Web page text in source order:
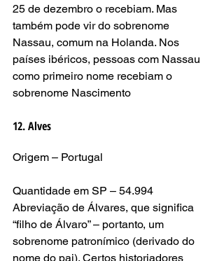
25 de dezembro o recebiam. Mas
também pode vir do sobrenome
Nassau, comum na Holanda. Nos
países ibéricos, pessoas com Nassau
como primeiro nome recebiam o
sobrenome Nascimento
12. Alves
Origem – Portugal
Quantidade em SP – 54.994
Abreviação de Álvares, que significa
“filho de Álvaro” – portanto, um
sobrenome patronímico (derivado do
nome do pai). Certos historiadores